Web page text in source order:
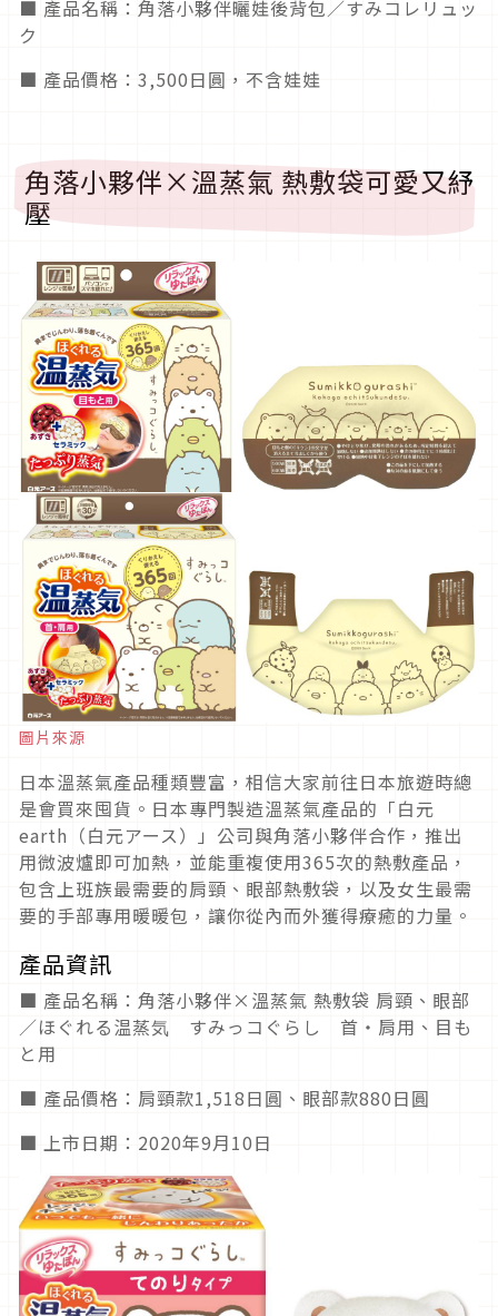
■ 產品名稱：角落小夥伴曬娃後背包／すみコレリュッ
ク
■ 產品價格：3,500日圓，不含娃娃
角落小夥伴×溫蒸氣 熱敷袋可愛又紓
壓
圖片來源
日本溫蒸氣產品種類豐富，相信大家前往日本旅遊時總
是會買來囤貨。日本專門製造溫蒸氣產品的「白元
earth（白元アース）」公司與角落小夥伴合作，推出
用微波爐即可加熱，並能重複使用365次的熱敷產品，
包含上班族最需要的肩頸、眼部熱敷袋，以及女生最需
要的手部專用暖暖包，讓你從內而外獲得療癒的力量。
產品資訊
■ 產品名稱：角落小夥伴×溫蒸氣 熱敷袋 肩頸、眼部
／ほぐれる温蒸気 すみっコぐらし 首・肩用、目も
と用
■ 產品價格：肩頸款1,518日圓、眼部款880日圓
■ 上市日期：2020年9月10日